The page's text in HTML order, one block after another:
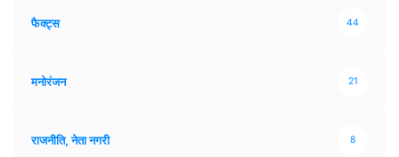
फैक्ट्स 44
मनोरंजन 21
राजनीति, नेता नगरी 8